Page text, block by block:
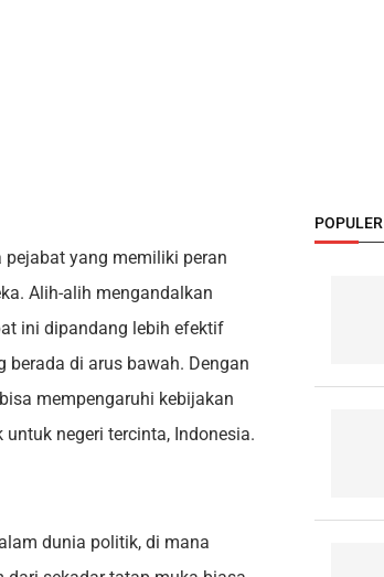
pejabat yang memiliki peran
Alih-alih mengandalkan
ini dipandang lebih efektif
di arus bawah. Dengan
mempengaruhi kebijakan
negeri tercinta, Indonesia.
dunia politik, di mana
POPULER